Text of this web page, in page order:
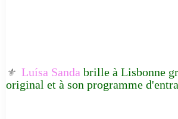
⚜️ Luísa Sanda brille à Lisbonne
original et à son programme